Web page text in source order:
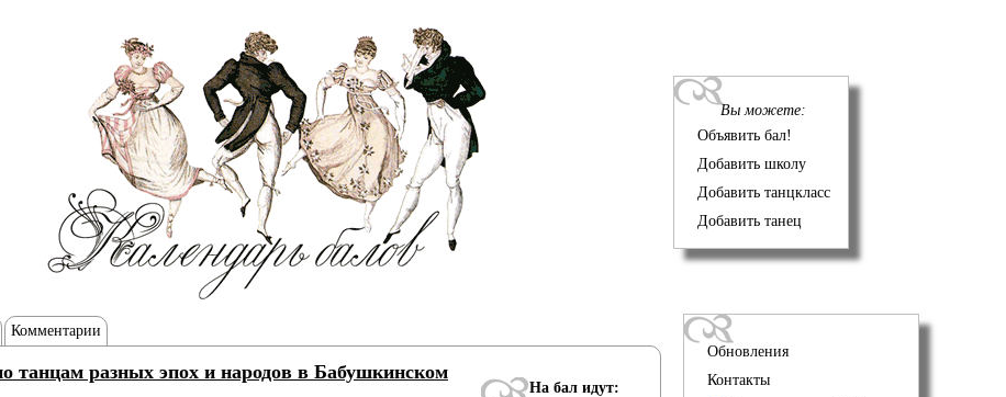
Вы можете:
Объявить бал!
Добавить школу
Добавить танцкласс
Добавить танец
Комментарии
танцам разных эпох и народов в Бабушкинском
На бал идут:
Обновления
Контакты